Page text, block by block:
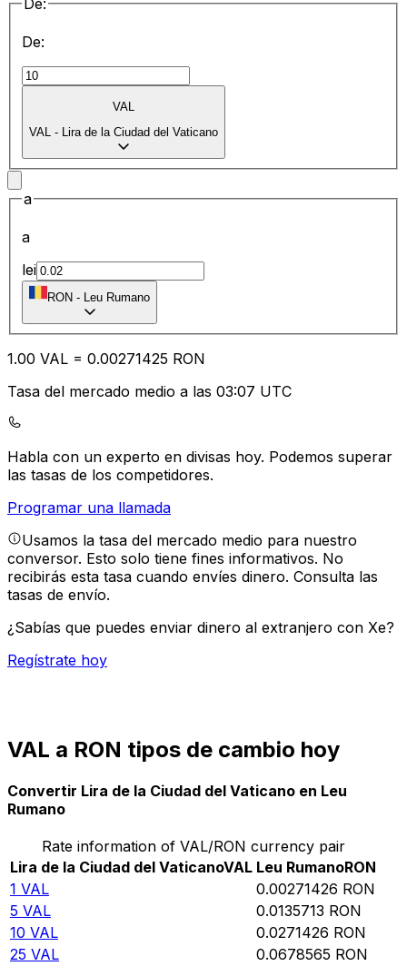
De:
De:
VAL
VAL - Lira de la Ciudad del Vaticano
a
a
lei
RON - Leu Rumano
1.00 VAL = 0.00271425 RON
Tasa del mercado medio a las 03:07 UTC
Habla con un experto en divisas hoy. Podemos superar
las tasas de los competidores.
Programar una llamada
Usamos la tasa del mercado medio para nuestro
conversor. Esto solo tiene fines informativos. No
recibirás esta tasa cuando envíes dinero. Consulta las
tasas de envío.
¿Sabías que puedes enviar dinero al extranjero con Xe?
Regístrate hoy
VAL a RON tipos de cambio hoy
Convertir Lira de la Ciudad del Vaticano en Leu
Rumano
Rate information of VAL/RON currency pair
Lira de la Ciudad del VaticanoVAL Leu RumanoRON
1 VAL 0.00271426 RON
5 VAL 0.0135713 RON
10 VAL 0.0271426 RON
25 VAL 0.0678565 RON